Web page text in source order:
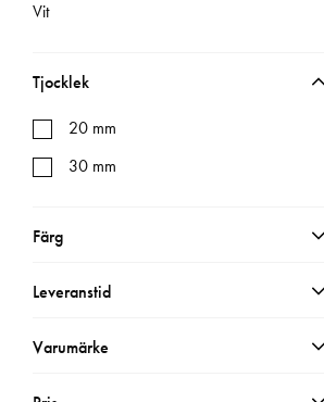
Vit
Tjocklek
20 mm
30 mm
Färg
Multifärg
Grå
Leveranstid
10-14 arbetsdagar
Varumärke